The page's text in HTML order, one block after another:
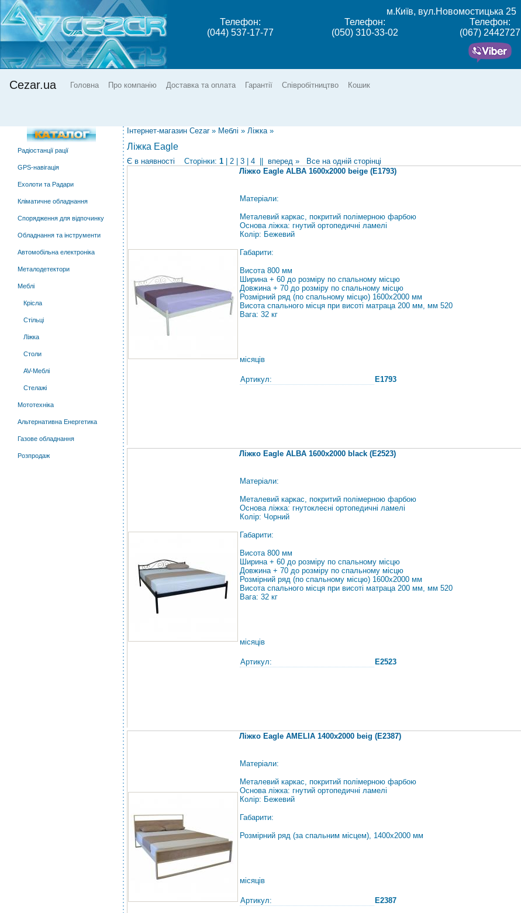
м.Київ, вул.Новомостицька 25
Телефон:
(044) 537-17-77
Телефон:
(050) 310-33-02
Телефон:
(067) 2442727
Cezar.ua Головна Про компанію Доставка та оплата Гарантії Співробітництво Кошик
Радіостанції рації
GPS-навігація
Ехолоти та Радари
Кліматичне обладнання
Спорядження для відпочинку
Обладнання та інструменти
Автомобільна електроніка
Металодетектори
Меблі
Крісла
Стільці
Ліжка
Столи
AV-Меблі
Стелажі
Мототехніка
Альтернативна Енергетика
Газове обладнання
Розпродаж
Інтернет-магазин Cezar » Меблі » Ліжка»
Ліжка Eagle
Є в наявності Сторінки: 1 2 3 4 вперед »
Все на одній сторінці
Ліжко Eagle ALBA 1600x2000 beige (E1793)
Матеріали:
Металевий каркас, покритий полімерною фарбою
Основа ліжка: гнутий ортопедичні ламелі
Колір: Бежевий
Габарити:
Висота 800 мм
Ширина + 60 до розміру по спальному місцю
Довжина + 70 до розміру по спальному місцю
Розмірний ряд (по спальному місцю) 1600х2000 мм
Висота спального місця при висоті матраца 200 мм, мм 520
Вага: 32 кг
місяців
Артикул: E1793
Ліжко Eagle ALBA 1600х2000 black (E2523)
Матеріали:
Металевий каркас, покритий полімерною фарбою
Основа ліжка: гнутоклеєні ортопедичні ламелі
Колір: Чорний
Габарити:
Висота 800 мм
Ширина + 60 до розміру по спальному місцю
Довжина + 70 до розміру по спальному місцю
Розмірний ряд (по спальному місцю) 1600х2000 мм
Висота спального місця при висоті матраца 200 мм, мм 520
Вага: 32 кг
місяців
Артикул: E2523
Ліжко Eagle AMELIA 1400х2000 beig (E2387)
Матеріали:
Металевий каркас, покритий полімерною фарбою
Основа ліжка: гнутий ортопедичні ламелі
Колір: Бежевий
Габарити:
Розмірний ряд (за спальним місцем), 1400х2000 мм
місяців
Артикул: E2387